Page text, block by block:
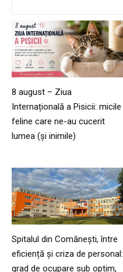
8 august – Ziua
Internațională a Pisicii: micile
feline care ne-au cucerit
lumea (și inimile)
Spitalul din Comănești, între
eficiență și criza de personal:
grad de ocupare sub optim,